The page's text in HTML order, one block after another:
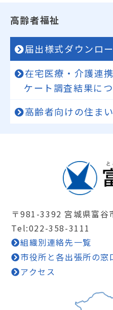
高齢者福祉
届出様式ダウンロ
在宅医療・介護連
ケート調査結果に
高齢者向けの住ま
〒981-3392 宮城県富谷
Tel:022-358-3111
組織別連絡先一覧
市役所と各出張所の窓
アクセス